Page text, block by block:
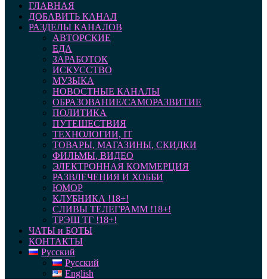
ГЛАВНАЯ
ДОБАВИТЬ КАНАЛ
РАЗДЕЛЫ КАНАЛОВ
АВТОРСКИЕ
ЕДА
ЗАРАБОТОК
ИСКУССТВО
МУЗЫКА
НОВОСТНЫЕ КАНАЛЫ
ОБРАЗОВАНИЕ/САМОРАЗВИТИЕ
ПОЛИТИКА
ПУТЕШЕСТВИЯ
ТЕХНОЛОГИИ, IT
ТОВАРЫ, МАГАЗИНЫ, СКИДКИ
ФИЛЬМЫ, ВИДЕО
ЭЛЕКТРОННАЯ КОММЕРЦИЯ
РАЗВЛЕЧЕНИЯ И ХОББИ
ЮМОР
КЛУБНИКА !18+!
СЛИВЫ ТЕЛЕГРАММ !18+!
ТРЭШ ТГ !18+!
ЧАТЫ и БОТЫ
КОНТАКТЫ
Русский
Русский
English